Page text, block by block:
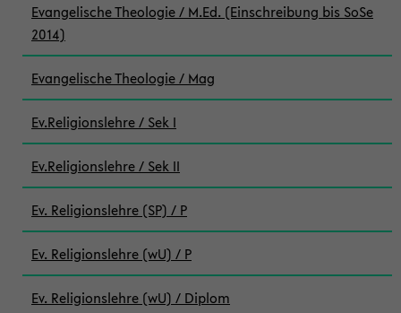
Evangelische Theologie / M.Ed. (Einschreibung bis SoSe
2014)
Evangelische Theologie / Mag
Ev.Religionslehre / Sek I
Ev.Religionslehre / Sek II
Ev. Religionslehre (SP) / P
Ev. Religionslehre (wU) / P
Ev. Religionslehre (wU) / Diplom